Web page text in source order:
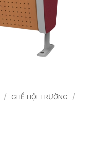
/ GHẾ HỘI TRƯỜNG /